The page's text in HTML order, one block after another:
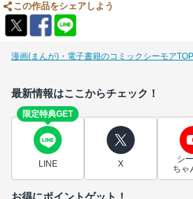
この作品をシェアしよう
漫画(まんが)・電子書籍のコミックシーモアTOP
最新情報はここからチェック！
限定特典GET
LINE X
シ
ちゃ